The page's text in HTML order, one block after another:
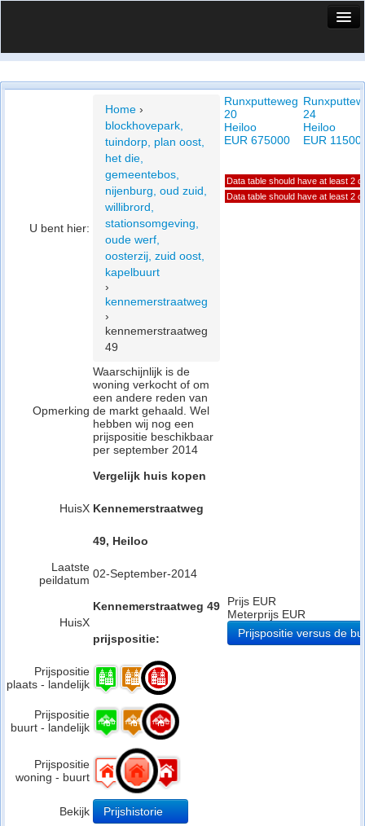
Vergelijk prijsposities - wijk
Cookie beleid
U bent hier:
Home ›
blockhovepark,
tuindorp, plan oost,
het die,
gemeentebos,
nijenburg, oud zuid,
willibrord,
stationsomgeving,
oude werf,
oosterzij, zuid oost,
kapelbuurt
›
kennemerstraatweg
›
kennemerstraatweg
49
Opmerking
Waarschijnlijk is de
woning verkocht of om
een andere reden van
de markt gehaald. Wel
hebben wij nog een
prijspositie beschikbaar
per september 2014
HuisX
Vergelijk huis kopen
Kennemerstraatweg
49, Heiloo
Laatste
peildatum 02-September-2014
HuisX
Kennemerstraatweg 49
prijspositie:
Prijspositie
plaats - landelijk
Prijspositie
buurt - landelijk
Prijspositie
woning - buurt
Bekijk Prijshistorie
Runxputteweg
20
Heiloo
EUR 675000
24
Heiloo
EUR
Data table should have at least 2
Data table should have at least 2
Prijs EUR
Meterprijs EUR
Prijspositie versus de